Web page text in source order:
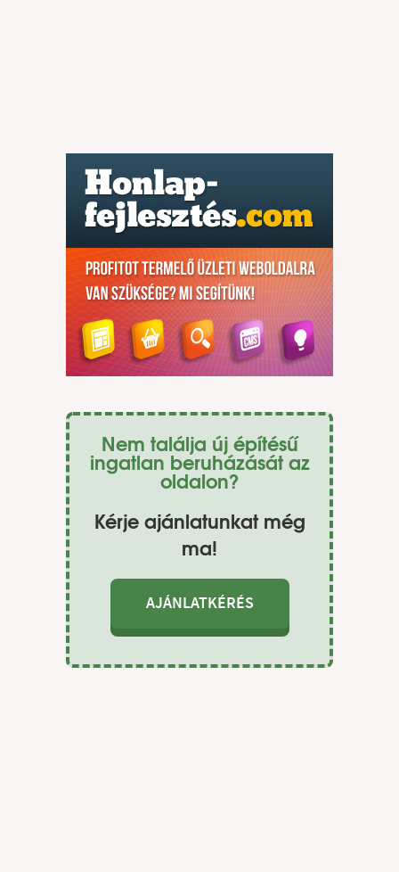
Nem találja új építésű
ingatlan beruházását az
oldalon?
Kérje ajánlatunkat még
ma!
AJÁNLATKÉRÉS